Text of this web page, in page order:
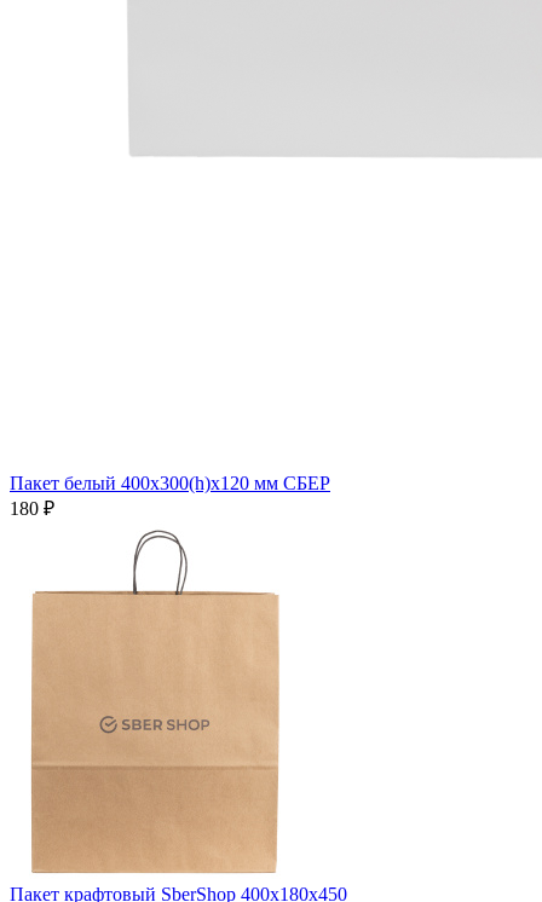
Пакет белый 400х300(h)х120 мм СБЕР
180 ₽
Пакет крафтовый SberShop 400x180x450